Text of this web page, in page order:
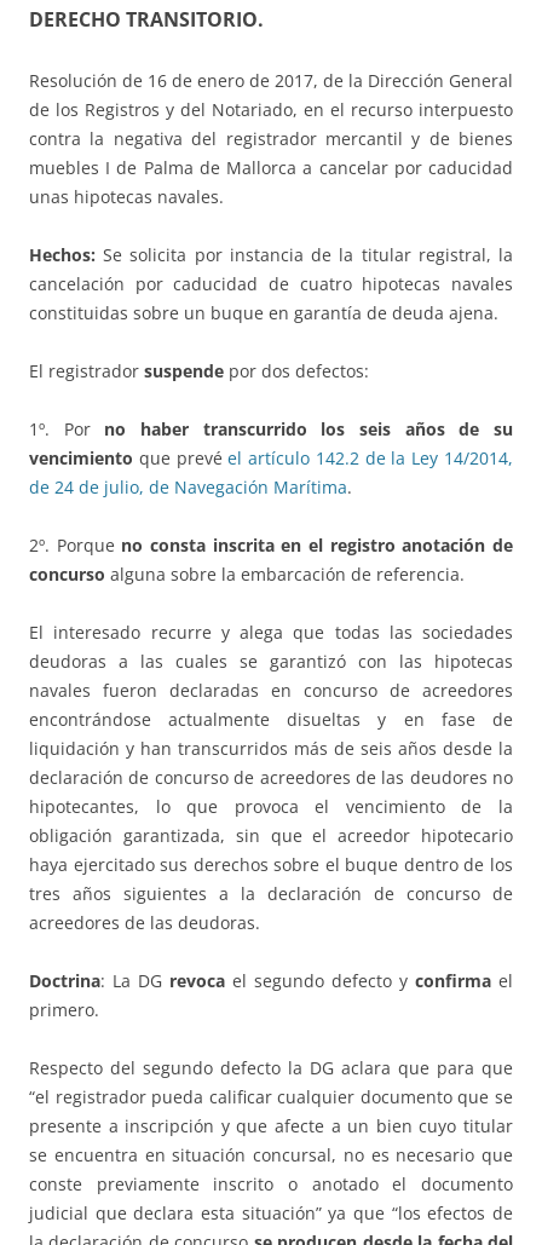
DERECHO TRANSITORIO.
Resolución de 16 de enero de 2017, de la Dirección General
de los Registros y del Notariado, en el recurso interpuesto
contra la negativa del registrador mercantil y de bienes
muebles I de Palma de Mallorca a cancelar por caducidad
unas hipotecas navales.
Hechos: Se solicita por instancia de la titular registral, la
cancelación por caducidad de cuatro hipotecas navales
constituidas sobre un buque en garantía de deuda ajena.
El registrador suspende por dos defectos:
1º. Por no haber transcurrido los seis años de su
vencimiento que prevéel artículo 142.2 de la Ley 14/2014,
de 24 de julio, de Navegación Marítima.
2º. Porque no consta inscrita en el registro anotación de
concurso alguna sobre la embarcación de referencia.
El interesado recurre y alega que todas las sociedades
deudoras a las cuales se garantizó con las hipotecas
navales fueron declaradas en concurso de acreedores
encontrándose actualmente disueltas y en fase de
liquidación y han transcurridos más de seis años desde la
declaración de concurso de acreedores de las deudores no
hipotecantes, lo que provoca el vencimiento de la
obligación garantizada, sin que el acreedor hipotecario
haya ejercitado sus derechos sobre el buque dentro de los
tres años siguientes a la declaración de concurso de
acreedores de las deudoras.
Doctrina: La DG revoca el segundo defecto y confirma el
primero.
Respecto del segundo defecto la DG aclara que para que
“el registrador pueda calificar cualquier documento que se
presente a inscripción y que afecte a un bien cuyo titular
se encuentra en situación concursal, no es necesario que
conste previamente inscrito o anotado el documento
judicial que declara esta situación” ya que “los efectos de